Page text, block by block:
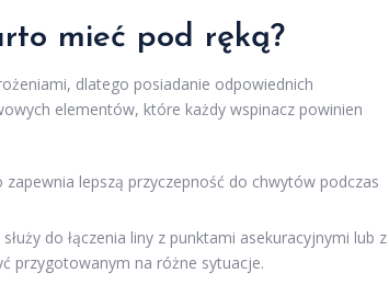
mieć pod ręką?
dlatego posiadanie odpowiednich
elementów, które każdy wspinacz powinien
lepszą przyczepność do chwytów podczas
do łączenia liny z punktami asekuracyjnymi lub z
przygotowanym na różne sytuacje.